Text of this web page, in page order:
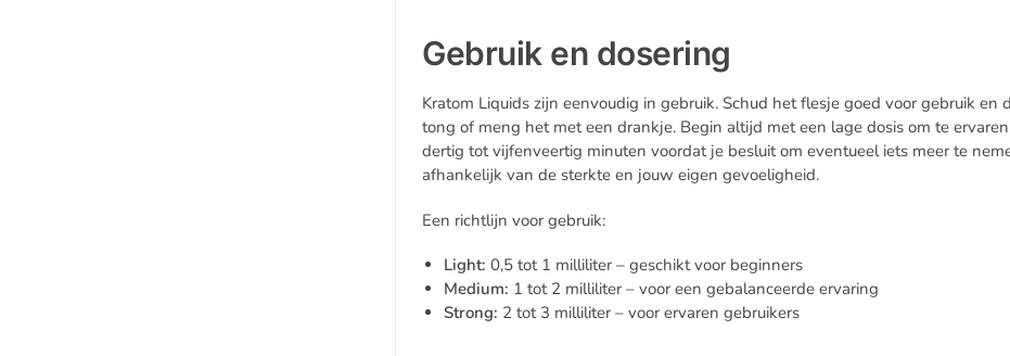
Gebruik en dosering
Kratom Liquids zijn eenvoudig in gebruik. Schud het flesje goed voor gebruik
tong of meng het met een drankje. Begin altijd met een lage dosis om te
dertig tot vijfenveertig minuten voordat je besluit om eventueel iets meer te
afhankelijk van de sterkte en jouw eigen gevoeligheid.
Een richtlijn voor gebruik:
Light: 0,5 tot 1 milliliter – geschikt voor beginners
Medium: 1 tot 2 milliliter – voor een gebalanceerde ervaring
Strong: 2 tot 3 milliliter – voor ervaren gebruikers